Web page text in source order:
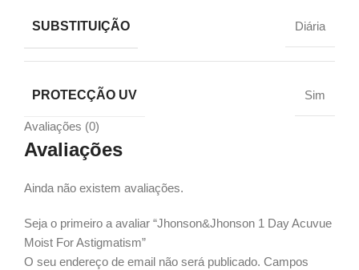
SUBSTITUIÇÃO Diária
PROTECÇÃO UV Sim
Avaliações (0)
Avaliações
Ainda não existem avaliações.
Seja o primeiro a avaliar “Jhonson&Jhonson 1 Day Acuvue
Moist For Astigmatism”
O seu endereço de email não será publicado. Campos